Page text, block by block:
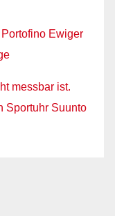
Ewiger
messbar ist.
Sportuhr Suunto